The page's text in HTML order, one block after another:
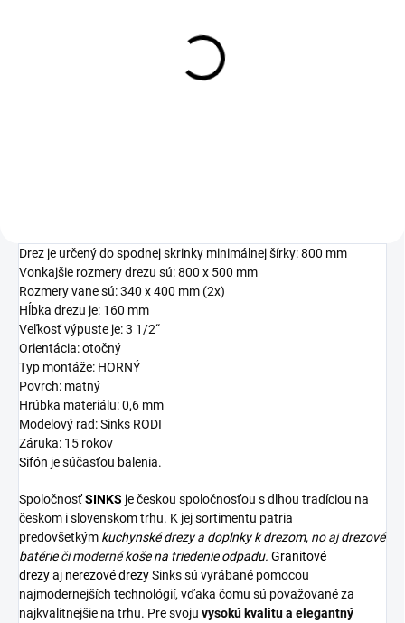
Drez je určený do spodnej skrinky minimálnej šírky: 800 mm
Vonkajšie rozmery drezu sú: 800 x 500 mm
Rozmery vane sú: 340 x 400 mm (2x)
Hĺbka drezu je: 160 mm
Veľkosť výpuste je: 3 1/2“
Orientácia: otočný
Typ montáže: HORNÝ
Povrch: matný
Hrúbka materiálu: 0,6 mm
Modelový rad: Sinks RODI
Záruka: 15 rokov
Sifón je súčasťou balenia.
SpoločnosťSINKS je českou spoločnosťou s dlhou tradíciou na
českom i slovenskom trhu. K jej sortimentu patria
predovšetkým kuchynské drezya doplnky k drezom, no ajdrezové
batérieči modernékoše na triedenie odpadu. Granitové
drezyaj nerezové drezySinks sú vyrábané pomocou
najmodernejších technológií, vďaka čomu sú považované za
najkvalitnejšie na trhu. Pre svoju vysokú kvalitu a elegantný